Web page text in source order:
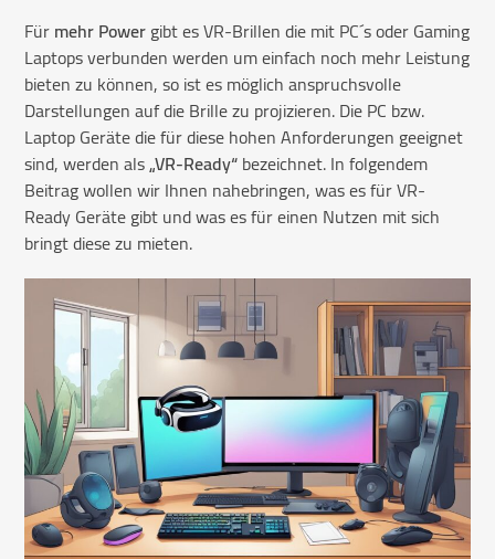
Fürmehr Powergibt es VR-Brillen die mit PC´s oder Gaming
Laptops verbunden werden um einfach noch mehr Leistung
bieten zu können, so ist es möglich anspruchsvolle
Darstellungen auf die Brille zu projizieren. Die PC bzw.
Laptop Geräte die für diese hohen Anforderungen geeignet
sind, werden als„VR-Ready“bezeichnet. In folgendem
Beitrag wollen wir Ihnen nahebringen, was es für VR-
Ready Geräte gibt und was es für einen Nutzen mit sich
bringt diese zu mieten.